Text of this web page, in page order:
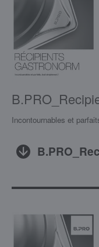
Incontournables et